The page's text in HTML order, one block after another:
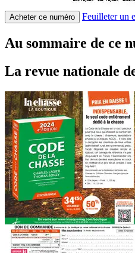
Acheter ce numéro Feuilleter un
Au sommaire de ce
La revue nationale